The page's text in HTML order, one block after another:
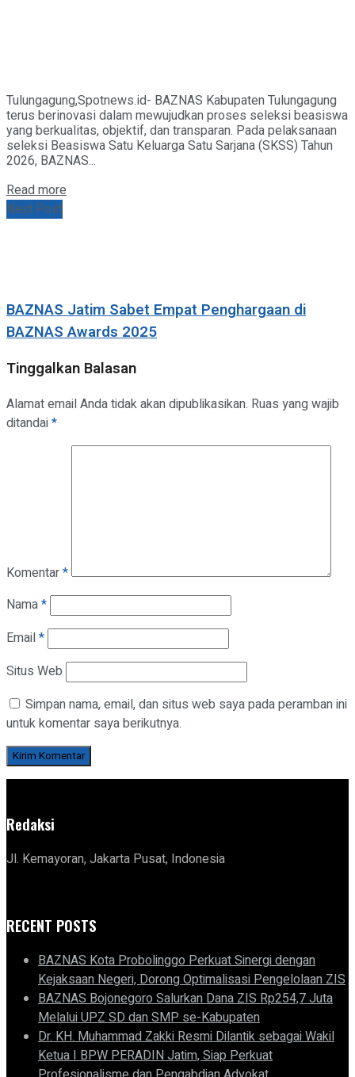
Tulungagung,Spotnews.id- BAZNAS Kabupaten Tulungagung
terus berinovasi dalam mewujudkan proses seleksi beasiswa
yang berkualitas, objektif, dan transparan. Pada pelaksanaan
seleksi Beasiswa Satu Keluarga Satu Sarjana (SKSS) Tahun
2026, BAZNAS...
Read more
Next Post
BAZNAS Jatim Sabet Empat Penghargaan di
BAZNAS Awards 2025
Tinggalkan Balasan
Alamat email Anda tidak akan dipublikasikan. Ruas yang wajib
ditandai*
Komentar*
Nama*
Email*
Situs Web
Simpan nama, email, dan situs web saya pada peramban ini
untuk komentar saya berikutnya.
Redaksi
Jl. Kemayoran, Jakarta Pusat, Indonesia
RECENT POSTS
BAZNAS Kota Probolinggo Perkuat Sinergi dengan
Kejaksaan Negeri, Dorong Optimalisasi Pengelolaan ZIS
BAZNAS Bojonegoro Salurkan Dana ZIS Rp254,7 Juta
Melalui UPZ SD dan SMP se-Kabupaten
Dr. KH. Muhammad Zakki Resmi Dilantik sebagai Wakil
Ketua I BPW PERADIN Jatim, Siap Perkuat